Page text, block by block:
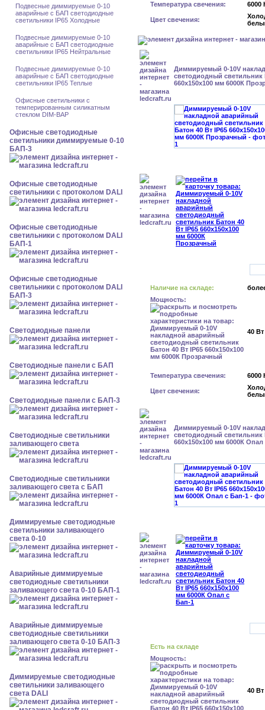
Подвесные диммируемые 0-10
аварийные с БАП светодиодные
светильники IP65 Холодные
Подвесные диммируемые 0-10
аварийные с БАП светодиодные
светильники IP65 Нейтральные
Подвесные диммируемые 0-10
аварийные с БАП светодиодные
светильники IP65 Теплые
Офисные светильники с
темперированным силикатным
стеклом DIM-BAP
Офисные светодиодные
светильники диммируемые 0-10
БАП-3
Офисные светодиодные
светильники с протоколом DALI
Офисные светодиодные
светильники с протоколом DALI
БАП-1
Офисные светодиодные
светильники с протоколом DALI
БАП-3
Cветодиодные панели
Cветодиодные панели с БАП
Cветодиодные панели с БАП-3
Светодиодные светильники
заливающего света
Светодиодные светильники
заливающего света с БАП
Диммируемые светодиодные
светильники заливающего
света 0-10
Аварийные диммируемые
светодиодные светильники
заливающего света 0-10 БАП-1
Аварийные диммируемые
светодиодные светильники
заливающего света 0-10 БАП-3
Диммируемые светодиодные
светильники заливающего
света DALI
Температура свечения: 6000
Цвет свечения:
Диммируемый 0-10V
светодиодный светильник
660x150x100 мм 6000К
Наличие на складе:
Мощность:
40 Вт
Температура свечения: 6000
Цвет свечения:
Диммируемый 0-10V
светодиодный светильник
660x150x100 мм 6000К Опал
Есть на складе
Мощность:
40 Вт